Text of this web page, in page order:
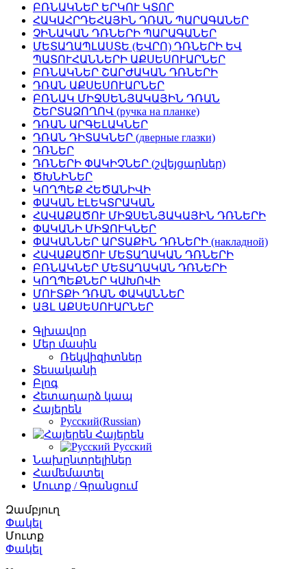
ԲՌՆԱԿՆԵՐ ԵՐԿՈՒ ԿՏՈՐ
ՀԱԿԱՀՐԴԵՀԱՅԻՆ ԴՌԱՆ ՊԱՐԱԳԱՆԵՐ
ՉԻՆԱԿԱՆ ԴՌՆԵՐԻ ՊԱՐԱԳԱՆԵՐ
ՄԵՏԱՂԱՊԼԱՍՏԵ (ԵՎՐՈ) ԴՌՆԵՐԻ ԵՎ
ՊԱՏՈՒՀԱՆՆԵՐԻ ԱՔՍԵՍՈՒԱՐՆԵՐ
ԲՌՆԱԿՆԵՐ ՇԱՐԺԱԿԱՆ ԴՌՆԵՐԻ
ԴՌԱՆ ԱՔՍԵՍՈՒԱՐՆԵՐ
ԲՌՆԱԿ ՄԻՋՍԵՆՅԱԿԱՅԻՆ ԴՌԱՆ
ՇԵՐՏԱՁՈՂՈՎ (ручка на планке)
ԴՌԱՆ ԱՐԳԵԼԱԿՆԵՐ
ԴՌԱՆ ԴԻՏԱԿՆԵՐ (дверные глазки)
ԴՌՆԵՐ
ԴՌՆԵՐԻ ՓԱԿԻՉՆԵՐ (շվեյցարներ)
ԾԽՆԻՆԵՐ
ԿՈՂՊԵՔ ՀԵԾԱՆԻՎԻ
ՓԱԿԱՆ ԷԼԵԿՏՐԱԿԱՆ
ՀԱՎԱՔԱԾՈՒ ՄԻՋՍԵՆՅԱԿԱՅԻՆ ԴՌՆԵՐԻ
ՓԱԿԱՆԻ ՄԻՋՈՒԿՆԵՐ
ՓԱԿԱՆՆԵՐ ԱՐՏԱՔԻՆ ԴՌՆԵՐԻ (накладной)
ՀԱՎԱՔԱԾՈՒ ՄԵՏԱՂԱԿԱՆ ԴՌՆԵՐԻ
ԲՌՆԱԿՆԵՐ ՄԵՏԱՂԱԿԱՆ ԴՌՆԵՐԻ
ԿՈՂՊԵՔՆԵՐ ԿԱԽՈՎԻ
ՄՈՒՏՔԻ ԴՌԱՆ ՓԱԿԱՆՆԵՐ
ԱՅԼ ԱՔՍԵՍՈՒԱՐՆԵՐ
Գլխավոր
Մեր մասին
Ռեկվիզիտներ
Տեսականի
Բլոգ
Հետադարձ կապ
Հայերեն
Русский(Russian)
Հայերեն
Русский
Նախընտրելիներ
Համեմատել
Մուտք / Գրանցում
Զամբյուղ
Փակել
Մուտք
Փակել